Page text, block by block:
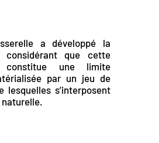
a développé la
considérant que cette
constitue une limite
par un jeu de
s’interposent
naturelle.